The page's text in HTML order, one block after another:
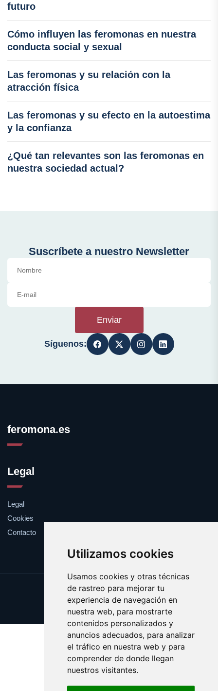
Utilizamos cookies
Usamos cookies y otras técnicas
de rastreo para mejorar tu
experiencia de navegación en
nuestra web, para mostrarte
contenidos personalizados y
anuncios adecuados, para analizar
el tráfico en nuestra web y para
comprender de donde llegan
nuestros visitantes.
futuro
Cómo influyen las feromonas en nuestra
conducta social y sexual
Las feromonas y su relación con la
atracción física
Las feromonas y su efecto en la autoestima
y la confianza
¿Qué tan relevantes son las feromonas en
nuestra sociedad actual?
Suscríbete a nuestro Newsletter
Enviar
Síguenos:
feromona.es
Legal
Legal
Cookies
Contacto
Update cookies preferences
Copyright © 2025 feromona.es